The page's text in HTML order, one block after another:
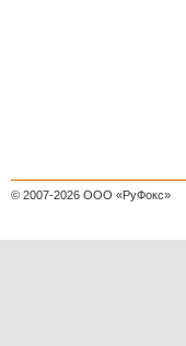
© 2007-2026 ООО «РуФокс»